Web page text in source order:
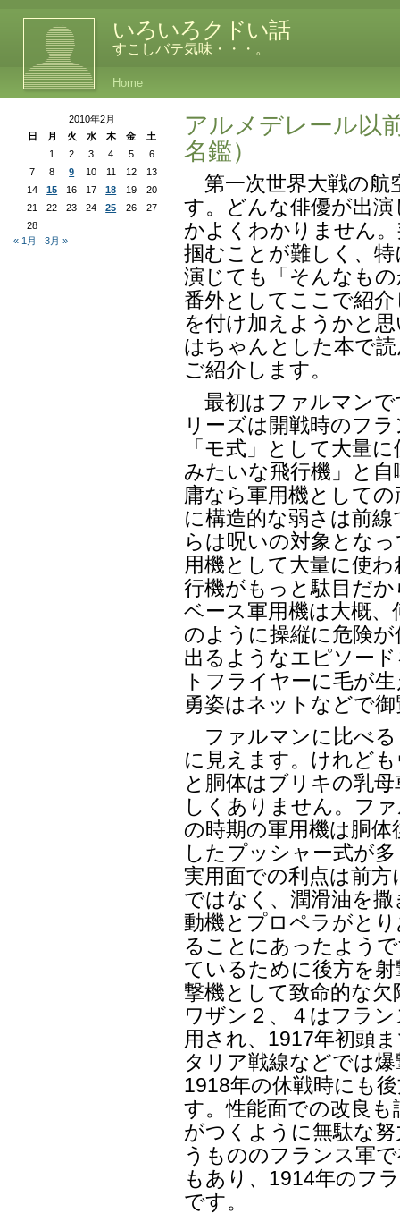
いろいろクドい話
すこしバテ気味・・・。
Home
アルメデレール
名鑑）
第一次世界大戦の航
す。どんな俳優が出
かよくわかりません
掴むことが難しく、
演じても「そんなも
番外としてここで紹
を付け加えようかと
はちゃんとした本で
ご紹介します。
最初はファルマン
リーズは開戦時のフ
「モ式」として大量
みたいな飛行機」と
庸なら軍用機として
に構造的な弱さは前
らは呪いの対象とな
用機として大量に使
行機がもっと駄目だ
ベース軍用機は大概
のように操縦に危険
出るようなエピソー
トフライヤーに毛が
勇姿はネットなどで
ファルマンに比べる
に見えます。けれど
と胴体はブリキの乳
しくありません。フ
の時期の軍用機は胴
したプッシャー式が
実用面での利点は前
ではなく、潤滑油を
動機とプロペラがと
ることにあったよう
ているために後方を
撃機として致命的な
ワザン２、４はフラ
用され、1917年初頭
タリア戦線などでは
1918年の休戦時にも
す。性能面での改良
がつくように無駄な
うもののフランス軍
もあり、1914年のフ
です。
2010年2月
日
月 火 水 木 金
土
1
2 3 4 5
6
7
8 9 10 11 12
13
14
15 16 17 18 19
20
21
22 23 24 25 26
27
28
« 1月
3月 »